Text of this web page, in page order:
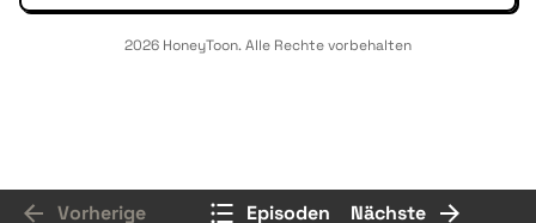
2026 HoneyToon. Alle Rechte vorbehalten
Vorherige Episoden Nächste